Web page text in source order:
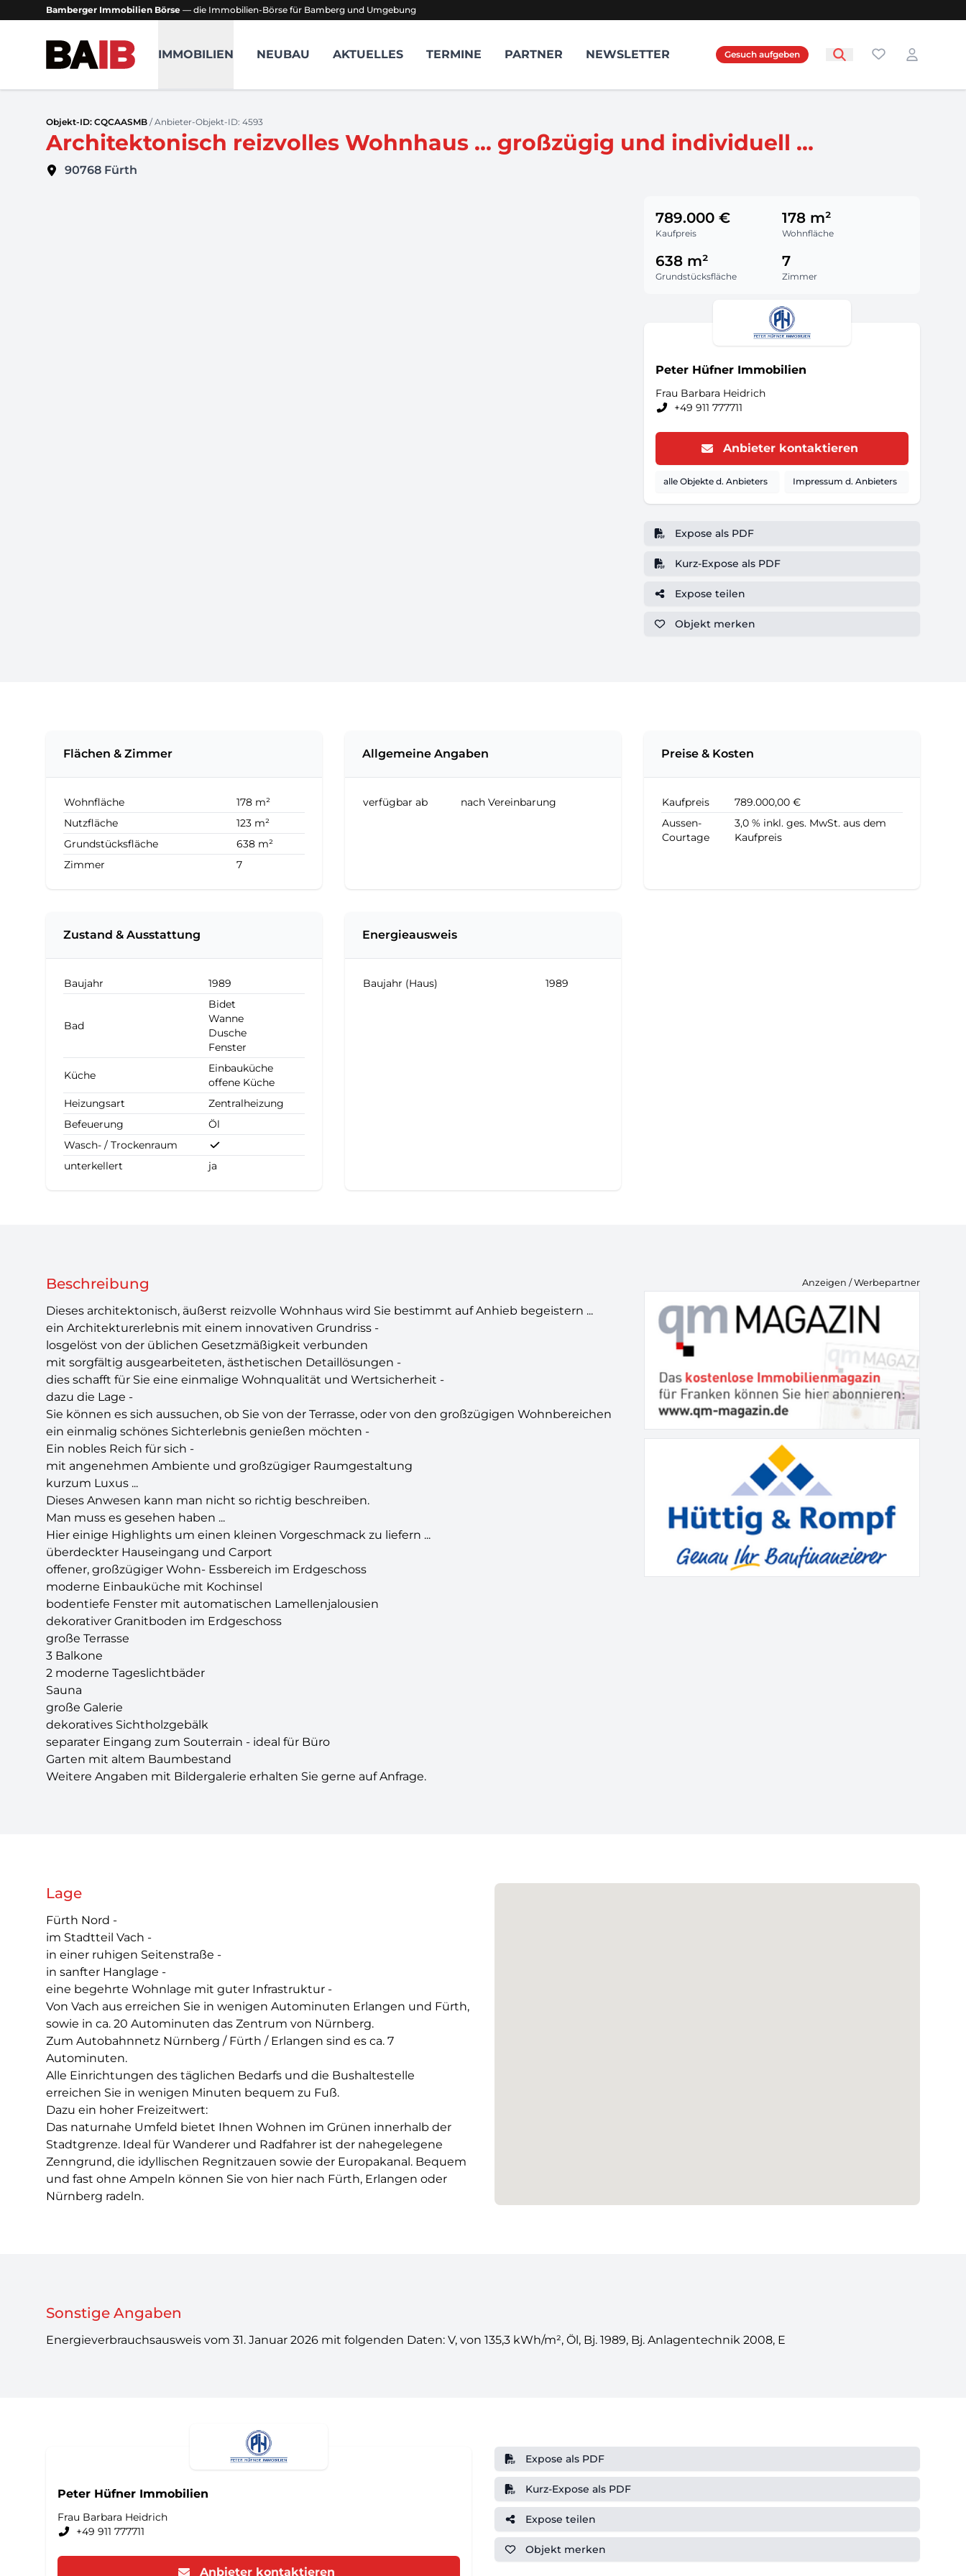
Bamberger Immobilien Börse — die Immobilien-Börse für Bamberg und Umgebung
Bamberger Immobilien Börse
IMMOBILIEN NEUBAU AKTUELLES TERMINE PARTNER NEWSLETTER Gesuch aufgeben Favoriten
Login
Objekt-ID: CQCAASMB / Anbieter-Objekt-ID: 4593
Architektonisch reizvolles Wohnhaus ... großzügig und individuell ...
90768 Fürth
Kaufpreis
789.000 €
Wohnfläche
178 m²
Grundstücksfläche
638 m²
Zimmer
7
Peter Hüfner Immobilien
Frau Barbara Heidrich
+49 911 777711
Anbieter kontaktieren
alle Objekte d. Anbieters Impressum d. Anbieters
Expose als PDF
Kurz-Expose als PDF
Expose teilen
Objekt merken
Flächen & Zimmer
Wohnfläche
178 m²
Nutzfläche
123 m²
Grundstücksfläche
638 m²
Zimmer
7
Allgemeine Angaben
verfügbar ab nach Vereinbarung
Preise & Kosten
Kaufpreis
789.000,00 €
Aussen-
Courtage
3,0 % inkl. ges. MwSt. aus dem
Kaufpreis
Zustand & Ausstattung
Baujahr 1989
Bad
Bidet
Wanne
Dusche
Fenster
Küche
Einbauküche
offene Küche
Heizungsart
Zentralheizung
Befeuerung
Öl
Wasch- / Trockenraum
unterkellert
ja
Energieausweis
Baujahr (Haus) 1989
Beschreibung
Dieses architektonisch, äußerst reizvolle Wohnhaus wird Sie bestimmt auf Anhieb begeistern ...
ein Architekturerlebnis mit einem innovativen Grundriss -
losgelöst von der üblichen Gesetzmäßigkeit verbunden
mit sorgfältig ausgearbeiteten, ästhetischen Detaillösungen -
dies schafft für Sie eine einmalige Wohnqualität und Wertsicherheit -
dazu die Lage -
Sie können es sich aussuchen, ob Sie von der Terrasse, oder von den großzügigen Wohnbereichen
ein einmalig schönes Sichterlebnis genießen möchten -
Ein nobles Reich für sich -
mit angenehmen Ambiente und großzügiger Raumgestaltung
kurzum Luxus ...
Dieses Anwesen kann man nicht so richtig beschreiben.
Man muss es gesehen haben ...
Hier einige Highlights um einen kleinen Vorgeschmack zu liefern ...
überdeckter Hauseingang und Carport
offener, großzügiger Wohn- Essbereich im Erdgeschoss
moderne Einbauküche mit Kochinsel
bodentiefe Fenster mit automatischen Lamellenjalousien
dekorativer Granitboden im Erdgeschoss
große Terrasse
3 Balkone
2 moderne Tageslichtbäder
Sauna
große Galerie
dekoratives Sichtholzgebälk
separater Eingang zum Souterrain - ideal für Büro
Garten mit altem Baumbestand
Weitere Angaben mit Bildergalerie erhalten Sie gerne auf Anfrage.
Anzeigen / Werbepartner
Lage
Fürth Nord -
im Stadtteil Vach -
in einer ruhigen Seitenstraße -
in sanfter Hanglage -
eine begehrte Wohnlage mit guter Infrastruktur -
Von Vach aus erreichen Sie in wenigen Autominuten Erlangen und Fürth,
sowie in ca. 20 Autominuten das Zentrum von Nürnberg.
Zum Autobahnnetz Nürnberg / Fürth / Erlangen sind es ca. 7
Autominuten.
Alle Einrichtungen des täglichen Bedarfs und die Bushaltestelle
erreichen Sie in wenigen Minuten bequem zu Fuß.
Dazu ein hoher Freizeitwert:
Das naturnahe Umfeld bietet Ihnen Wohnen im Grünen innerhalb der
Stadtgrenze. Ideal für Wanderer und Radfahrer ist der nahegelegene
Zenngrund, die idyllischen Regnitzauen sowie der Europakanal. Bequem
und fast ohne Ampeln können Sie von hier nach Fürth, Erlangen oder
Nürnberg radeln.
Sonstige Angaben
Energieverbrauchsausweis vom 31. Januar 2026 mit folgenden Daten: V, von 135,3 kWh/m², Öl, Bj. 1989, Bj. Anlagentechnik 2008, E
Peter Hüfner Immobilien
Frau Barbara Heidrich
+49 911 777711
Anbieter kontaktieren
Expose als PDF
Kurz-Expose als PDF
Expose teilen
Objekt merken